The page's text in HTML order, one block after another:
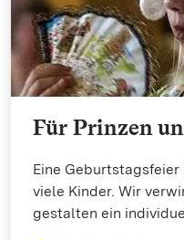
Für Prinzen
Eine
viele Kinder. Wir
gestalten ein